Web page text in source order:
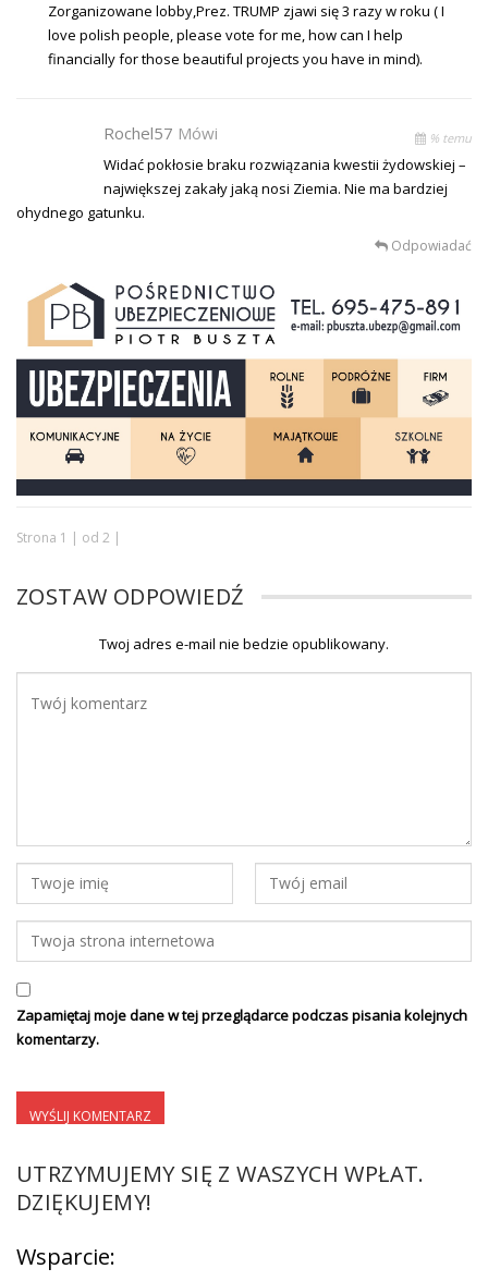
Zorganizowane lobby,Prez. TRUMP zjawi się 3 razy w roku ( I
love polish people, please vote for me, how can I help
financially for those beautiful projects you have in mind).
Rochel57 Mówi % temu
Widać pokłosie braku rozwiązania kwestii żydowskiej –
największej zakały jaką nosi Ziemia. Nie ma bardziej
ohydnego gatunku.
Odpowiadać
Strona 1 | od 2 |
ZOSTAW ODPOWIEDŹ
Twoj adres e-mail nie bedzie opublikowany.
Zapamiętaj moje dane w tej przeglądarce podczas pisania kolejnych
komentarzy.
UTRZYMUJEMY SIĘ Z WASZYCH WPŁAT.
DZIĘKUJEMY!
Wsparcie: